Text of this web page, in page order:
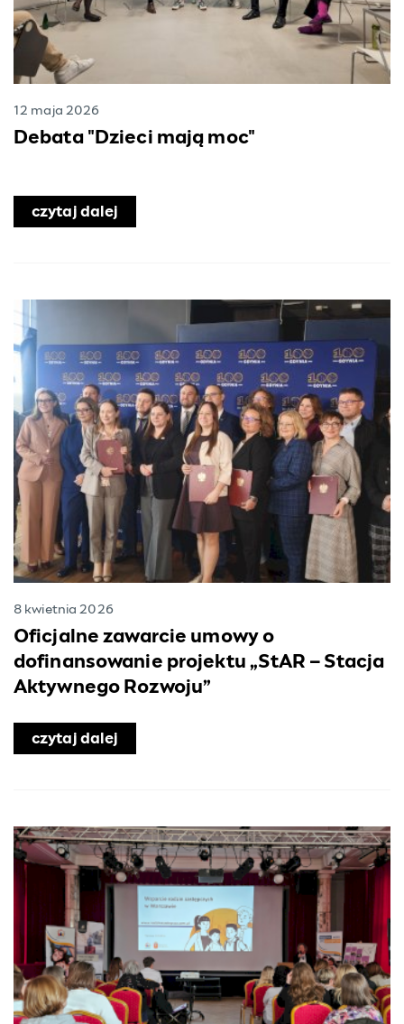
12 maja 2026
Debata "Dzieci mają moc"
czytaj dalej
8 kwietnia 2026
Oficjalne zawarcie umowy o
dofinansowanie projektu „StAR – Stacja
Aktywnego Rozwoju”
czytaj dalej